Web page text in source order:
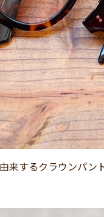
来するクラウンパン